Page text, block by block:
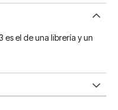
es el de una librería y un